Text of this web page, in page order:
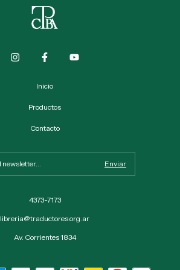
Inicio
Productos
Contacto
4373-7173
libreria@traductores.org.ar
Av. Corrientes 1834